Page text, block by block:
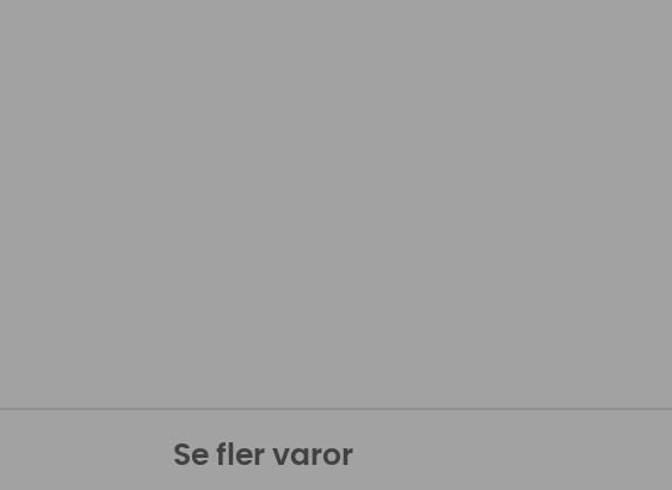
Se fler varor